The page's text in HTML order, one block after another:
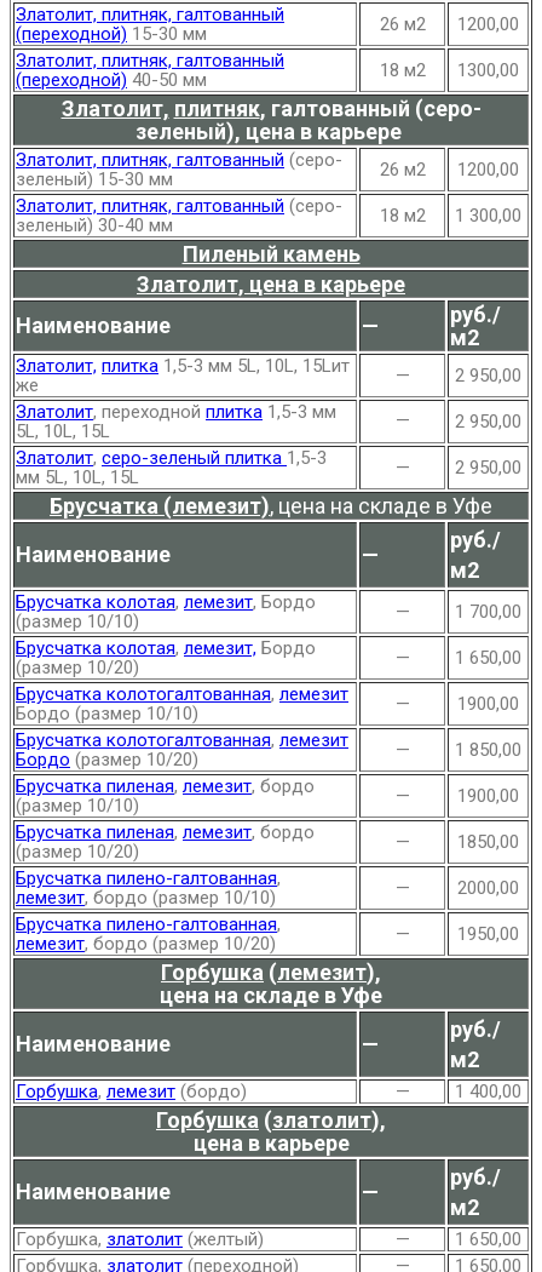
Златолит, плитняк, галтованный
(переходной) 15-30 мм 26 м2
1200,00
Златолит, плитняк, галтованный
(переходной) 40-50 мм 18 м2 1300,00
Златолит, плитняк, галтованный (серо-
зеленый), цена в карьере
Златолит, плитняк, галтованный (серо-
зеленый) 15-30 мм
26 м2
1200,00
Златолит, плитняк, галтованный (серо-
зеленый) 30-40 мм
18 м2 1 300,00
Пиленый камень
Златолит, цена в карьере
Наименование
—
руб./
м2
Златолит, плитка 1,5-3 мм 5L, 10L, 15Lит
же
—
2 950,00
Златолит, переходной плитка 1,5-3 мм
5L, 10L, 15L
—
2 950,00
Златолит, серо-зеленый плитка 1,5-3
мм 5L, 10L, 15L
— 2 950,00
Брусчатка (лемезит), цена на складе в Уфе
Наименование
—
руб./
м2
Брусчатка колотая, лемезит, Бордо
(размер 10/10)
—
1 700,00
Брусчатка колотая, лемезит, Бордо
(размер 10/20)
—
1 650,00
Брусчатка колотогалтованная, лемезит
Бордо (размер 10/10)
—
1900,00
Брусчатка колотогалтованная, лемезит
Бордо (размер 10/20) —
1 850,00
Брусчатка пиленая, лемезит, бордо
(размер 10/10)
—
1900,00
Брусчатка пиленая, лемезит, бордо
(размер 10/20)
—
1850,00
Брусчатка пилено-галтованная,
лемезит, бордо (размер 10/10) —
2000,00
Брусчатка пилено-галтованная,
лемезит, бордо (размер 10/20) — 1950,00
Горбушка (лемезит),
цена на складе в Уфе
Наименование
—
руб./
м2
Горбушка, лемезит (бордо) — 1 400,00
Горбушка (златолит),
цена в карьере
Наименование
—
руб./
м2
Горбушка, златолит (желтый) —
1 650,00
Горбушка, златолит (переходной) — 1 650,00